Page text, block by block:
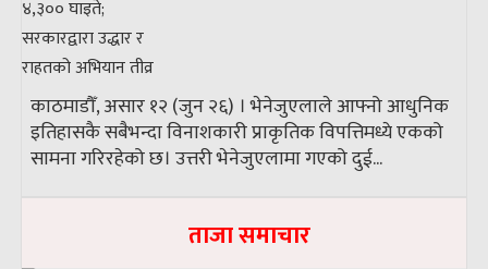
काठमाडौँ, असार १२ (जुन २६) । भेनेजुएलाले आफ्नो आधुनिक
इतिहासकै सबैभन्दा विनाशकारी प्राकृतिक विपत्तिमध्ये एकको
सामना गरिरहेको छ। उत्तरी भेनेजुएलामा गएको दुई...
ताजा समाचार